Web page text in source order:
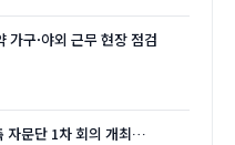
가구·야외 근무 현장 점검
자문단 1차 회의 개최…